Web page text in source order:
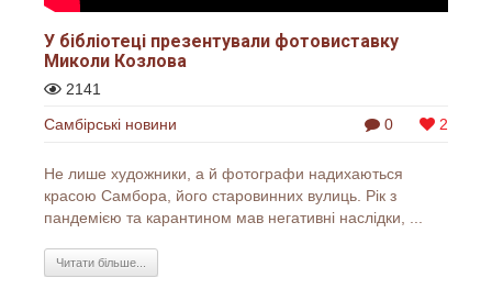
У бібліотеці презентували фотовиставку
Миколи Козлова
2141
0
2
Самбірські новини
Не лише художники, а й фотографи надихаються
красою Самбора, його старовинних вулиць. Рік з
пандемією та карантином мав негативні наслідки, ...
Читати більше...